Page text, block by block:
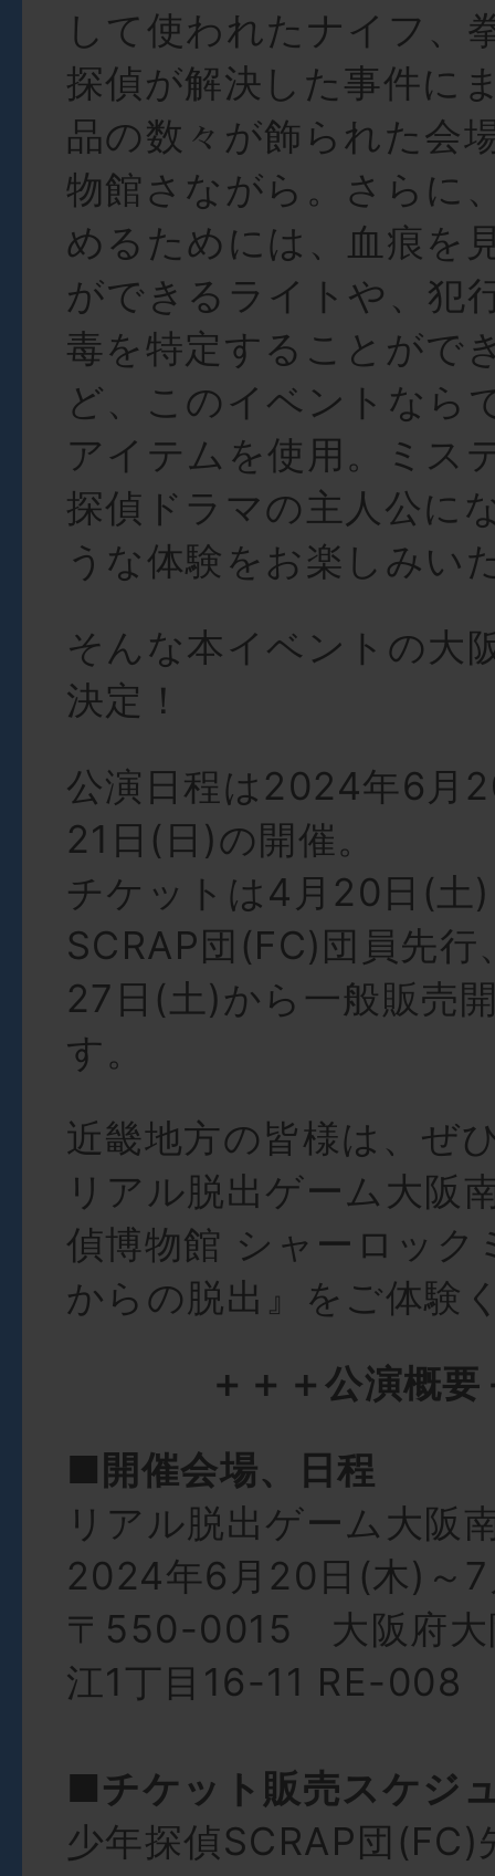
して使われたナイフ、
探偵が解決した事件に
品の数々が飾られた会
物館さながら。さらに
めるためには、血痕を
ができるライトや、犯
毒を特定することがで
ど、このイベントなら
アイテムを使用。ミス
探偵ドラマの主人公に
うな体験をお楽しみい
そんな本イベントの大
決定！
公演日程は2024年6月
21日(日)の開催。
チケットは4月20日(土)
SCRAP団(FC)団員先
27日(土)から一般販売
す。
近畿地方の皆様は、ぜ
リアル脱出ゲーム大阪
偵博物館 シャーロック
からの脱出』をご体験
＋＋＋公演概
■開催会場、日程
リアル脱出ゲーム大阪
2024年6月20日(木)～
〒550-0015 大阪府大
江1丁目16-11 RE-008
■チケット販売スケジ
少年探偵SCRAP団(FC)